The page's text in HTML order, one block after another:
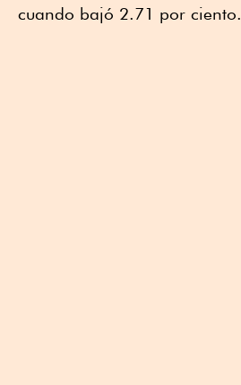
cuando bajó 2.71 por ciento.